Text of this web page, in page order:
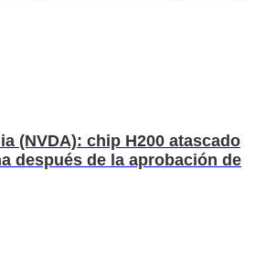
(NVDA): chip H200 atascado
después de la aprobación de